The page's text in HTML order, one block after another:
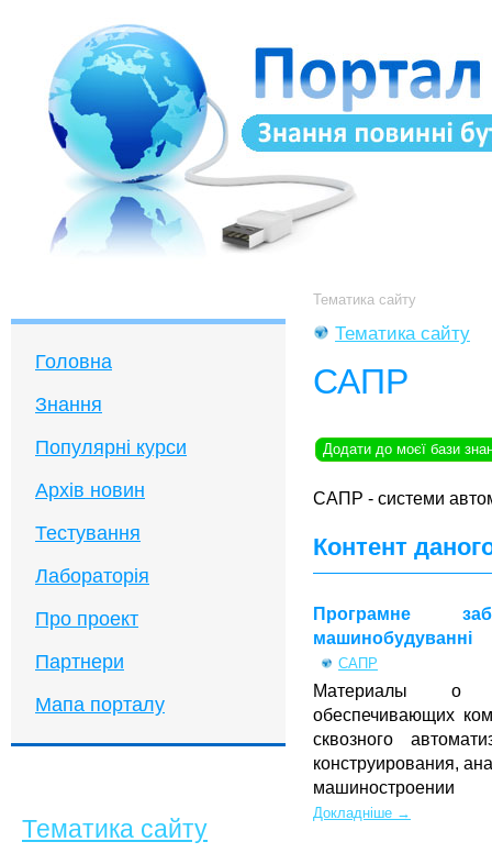
Головна
Знання
Популярні курси
Архів новин
Тестування
Лабораторія
Про проект
Партнери
Мапа порталу
Тематика сайту
Тематика сайту
Тематика сайту
САПР
Додати до моєї бази
САПР - системи
Контент
Програмне
машинобудуванні
САПР
Материалы о
обеспечивающих
сквозного
конструирования,
машиностроении
Докладніше →